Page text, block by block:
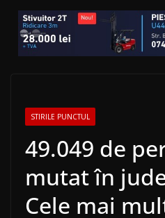
STIRILE PUNCTUL
49.049 de
mutat în
Cele mai